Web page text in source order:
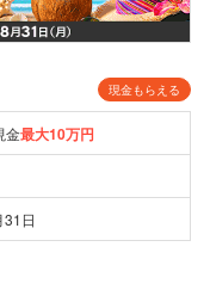
現金もらえる
金最大10万円
日